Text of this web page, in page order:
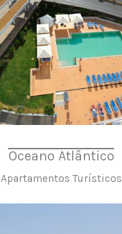
Oceano Atlântico
Apartamentos Turísticos